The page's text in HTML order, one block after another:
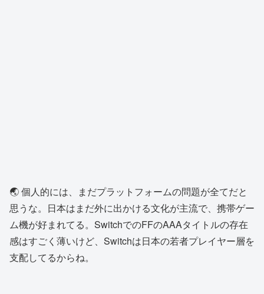
🌏 個人的には、まだプラットフォームの問題が全てだと
思うな。日本はまだ外に出かける文化が主流で、携帯ゲー
ム機が好まれてる。SwitchでのFFのAAAタイトルの存在
感はすごく薄いけど、Switchは日本の若者プレイヤー層を
支配してるからね。